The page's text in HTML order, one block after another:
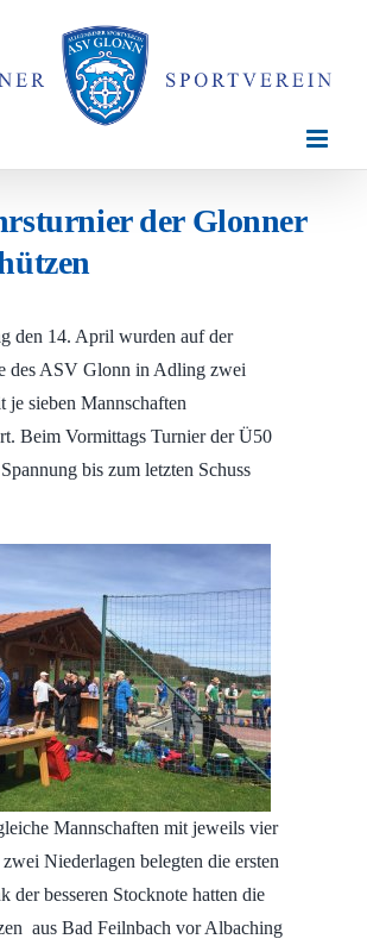
der Glonner
den 14. April wurden auf der
des ASV Glonn in Adling zwei
je sieben Mannschaften
Beim Vormittags Turnier der Ü50
bis zum letzten Schuss
Mannschaften mit jeweils vier
Niederlagen belegten die ersten
der besseren Stocknote hatten die
aus Bad Feilnbach vor Albaching